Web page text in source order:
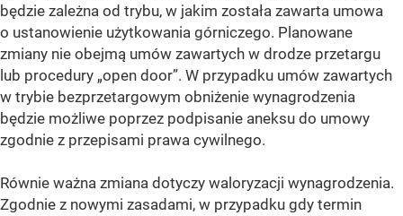
będzie zależna od trybu, w jakim została zawarta umowa
o ustanowienie użytkowania górniczego. Planowane
zmiany nie obejmą umów zawartych w drodze przetargu
lub procedury „open door”. W przypadku umów zawartych
w trybie bezprzetargowym obniżenie wynagrodzenia
będzie możliwe poprzez podpisanie aneksu do umowy
zgodnie z przepisami prawa cywilnego.
Równie ważna zmiana dotyczy waloryzacji wynagrodzenia.
Zgodnie z nowymi zasadami, w przypadku gdy termin